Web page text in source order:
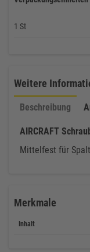
1 St
Weitere
Beschreibung
AIRCRAFT
Mittelfest für
Merkmale
Inhalt